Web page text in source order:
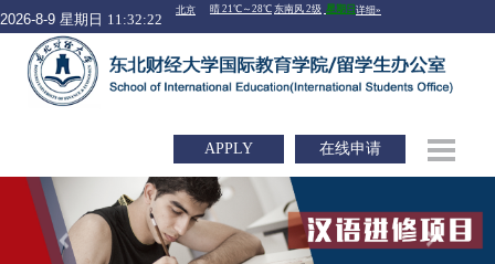
2026-8-9 星期日 11:32:23
APPLY 在线申请